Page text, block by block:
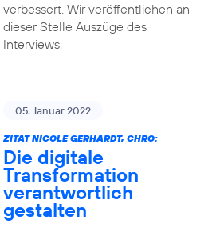
verbessert. Wir veröffentlichen an
dieser Stelle Auszüge des
Interviews.
05. Januar 2022
ZITAT NICOLE GERHARDT, CHRO:
Die digitale
Transformation
verantwortlich
gestalten